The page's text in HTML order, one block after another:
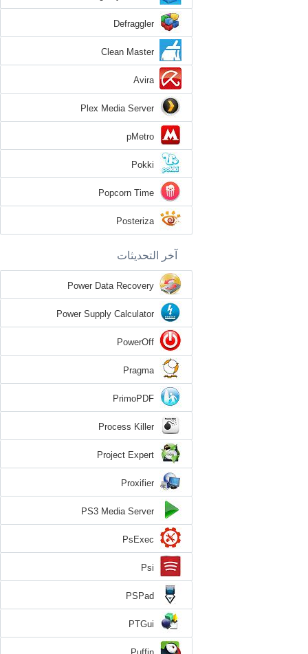
Defraggler
Clean Master
Avira
Plex Media Server
pMetro
Pokki
Popcorn Time
Posteriza
آخر التحديثات
Power Data Recovery
Power Supply Calculator
PowerOff
Pragma
PrimoPDF
Process Killer
Project Expert
Proxifier
PS3 Media Server
PsExec
Psi
PSPad
PTGui